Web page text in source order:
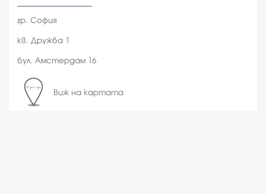
гр. София
кв. Дружба 1
бул. Амстердам 16
Виж на картата